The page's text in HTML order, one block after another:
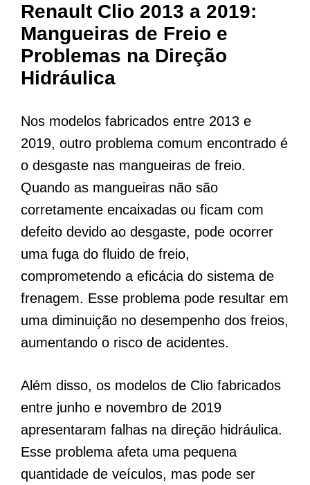
Renault Clio 2013 a 2019:
Mangueiras de Freio e
Problemas na Direção
Hidráulica
Nos modelos fabricados entre 2013 e
2019, outro problema comum encontrado é
o desgaste nas mangueiras de freio.
Quando as mangueiras não são
corretamente encaixadas ou ficam com
defeito devido ao desgaste, pode ocorrer
uma fuga do fluido de freio,
comprometendo a eficácia do sistema de
frenagem. Esse problema pode resultar em
uma diminuição no desempenho dos freios,
aumentando o risco de acidentes.
Além disso, os modelos de Clio fabricados
entre junho e novembro de 2019
apresentaram falhas na direção hidráulica.
Esse problema afeta uma pequena
quantidade de veículos, mas pode ser